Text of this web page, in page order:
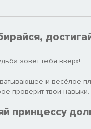
зовёт тебя вверх!​
и весёлое
проверит твои навыки.​
принцессу